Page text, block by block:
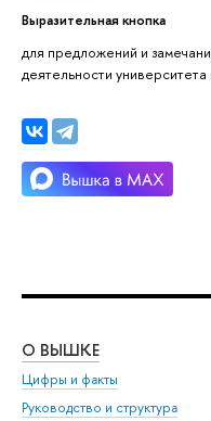
Выразительная кнопка
для предложений и
деятельности
О ВЫШКЕ
Цифры и факты
Руководство и структура